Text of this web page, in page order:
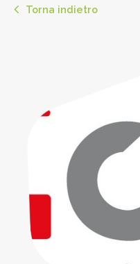
Torna indietro